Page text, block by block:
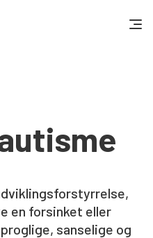
en forsinket eller
sanselige og